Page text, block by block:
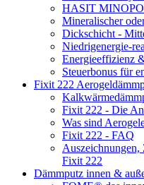
HASIT
Mineralischer
Dickschicht -
Niedrigenergie-
Energieeffizienz
Steuerbonus für
Fixit 222
Fixit 222 - Die
Was sind
Fixit 222 - FAQ
Auszeichnungen,
Fixit 222
Dämmputz innen &